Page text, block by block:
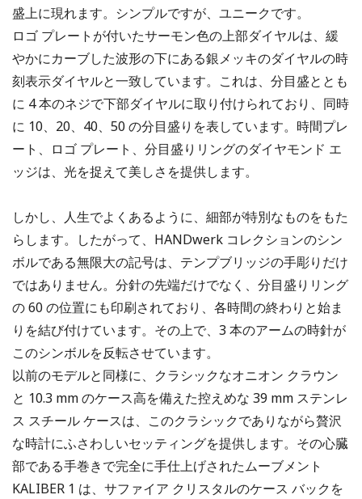
盛上に現れます。シンプルですが、ユニークです。
ロゴ プレートが付いたサーモン色の上部ダイヤルは、緩
やかにカーブした波形の下にある銀メッキのダイヤルの時
刻表示ダイヤルと一致しています。これは、分目盛ととも
に 4 本のネジで下部ダイヤルに取り付けられており、同時
に 10、20、40、50 の分目盛りを表しています。時間プレ
ート、ロゴ プレート、分​​目盛りリングのダイヤモンド エ
ッジは、光を捉えて美しさを提供します。
しかし、人生でよくあるように、細部が特別なものをもた
らします。したがって、HANDwerk コレクションのシン
ボルである無限大の記号は、テンプブリッジの手彫りだけ
ではありません。分針の先端だけでなく、分目盛りリング
の 60 の位置にも印刷されており、各時間の終わりと始ま
りを結び付けています。その上で、3 本のアームの時針が
このシンボルを反転させています。
以前のモデルと同様に、クラシックなオニオン クラウン
と 10.3 mm のケース高を備えた控えめな 39 mm ステンレ
ス スチール ケースは、このクラシックでありながら贅沢
な時計にふさわしいセッティングを提供します。その心臓
部である手巻きで完全に手仕上げされたムーブメント
KALIBER 1 は、サファイア クリスタルのケース バックを